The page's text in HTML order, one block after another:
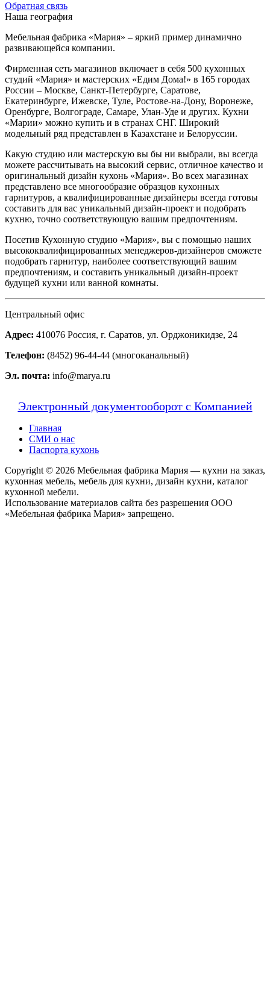
Обратная связь
Наша география
Мебельная фабрика «Мария» – яркий пример динамично
развивающейся компании.
Фирменная сеть магазинов включает в себя 500 кухонных
студий «Мария» и мастерских «Едим Дома!» в 165 городах
России – Москве, Санкт-Петербурге, Саратове,
Екатеринбурге, Ижевске, Туле, Ростове-на-Дону, Воронеже,
Оренбурге, Волгограде, Самаре, Улан-Уде и других. Кухни
«Марии» можно купить и в странах СНГ. Широкий
модельный ряд представлен в Казахстане и Белоруссии.
Какую студию или мастерскую вы бы ни выбрали, вы всегда
можете рассчитывать на высокий сервис, отличное качество и
оригинальный дизайн кухонь «Мария». Во всех магазинах
представлено все многообразие образцов кухонных
гарнитуров, а квалифицированные дизайнеры всегда готовы
составить для вас уникальный дизайн-проект и подобрать
кухню, точно соответствующую вашим предпочтениям.
Посетив Кухонную студию «Мария», вы с помощью наших
высококвалифицированных менеджеров-дизайнеров сможете
подобрать гарнитур, наиболее соответствующий вашим
предпочтениям, и составить уникальный дизайн-проект
будущей кухни или ванной комнаты.
Центральный офис
Адрес: 410076 Россия, г. Саратов, ул. Орджоникидзе, 24
Телефон: (8452) 96-44-44 (многоканальный)
Эл. почта: info@marya.ru
Электронный документооборот с Компанией
Главная
СМИ о нас
Паспорта кухонь
Copyright © 2026 Мебельная фабрика Мария — кухни на заказ,
кухонная мебель, мебель для кухни, дизайн кухни, каталог
кухонной мебели.
Использование материалов сайта без разрешения ООО
«Мебельная фабрика Мария» запрещено.